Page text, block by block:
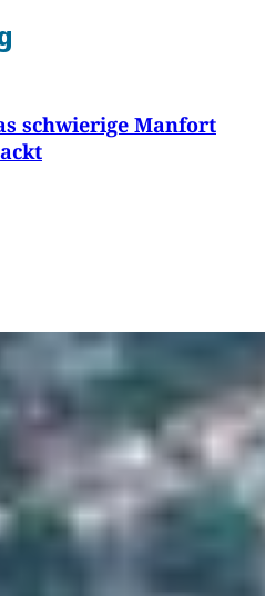
schwierige Manfort